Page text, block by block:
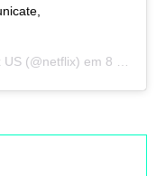
US (@netflix) em 8 de Abr, 2020 s 7:30 PDT